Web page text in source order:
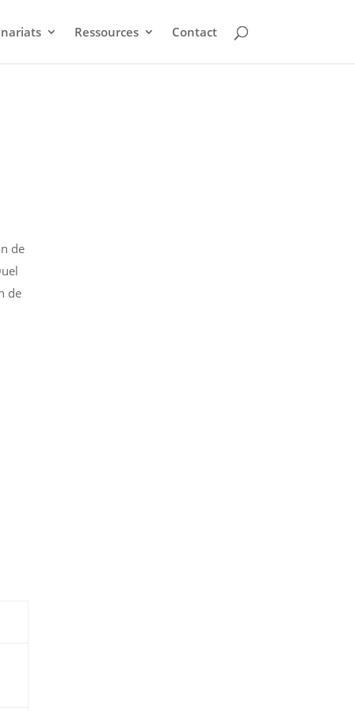
Ressources Contact
de
de